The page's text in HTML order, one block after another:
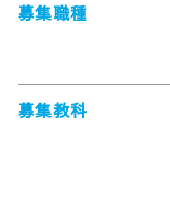
募集職種
募集教科